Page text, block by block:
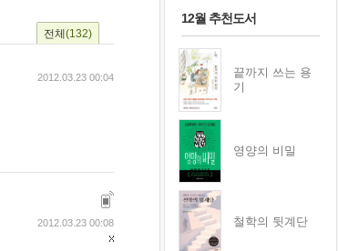
전체 (132)
2012.03.23 00:04
2012.03.23 00:08
12월 추천도서
끝까지 쓰는 용
기
영양의 비밀
철학의 뒷계단